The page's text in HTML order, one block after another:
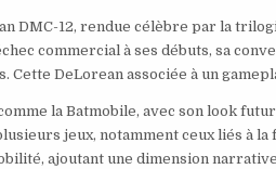
DMC-12, rendue célèbre par la
commercial à ses débuts, sa
Cette DeLorean associée à un
la Batmobile, avec son look
jeux, notamment ceux liés à
ajoutant une dimension